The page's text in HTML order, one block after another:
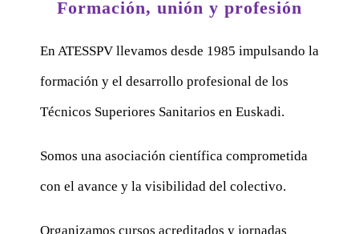
Formación, unión y profesión
En ATESSPV llevamos desde 1985 impulsando la
formación y el desarrollo profesional de los
Técnicos Superiores Sanitarios en Euskadi.
Somos una asociación científica comprometida
con el avance y la visibilidad del colectivo.
Organizamos cursos acreditados y jornadas